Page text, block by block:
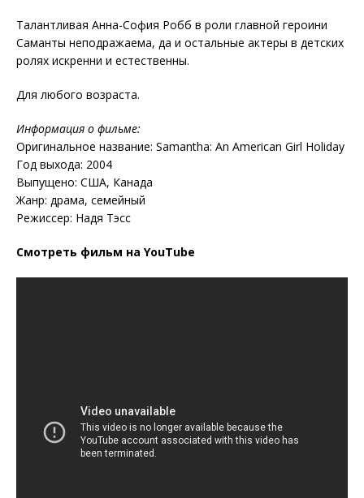
Талантливая Анна-София Робб в роли главной героини
Саманты неподражаема, да и остальные актеры в детских
ролях искренни и естественны.
Для любого возраста.
Информация о фильме:
Оригинальное название: Samantha: An American Girl Holiday
Год выхода: 2004
Выпущено: США, Канада
Жанр: драма, семейный
Режиссер: Надя Тэсс
Смотреть фильм на YouTube